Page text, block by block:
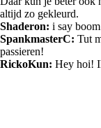
altijd zo gekleurd.
Shaderon: i say
SpankmasterC: Tut
passieren!
RickoKun: Hey hoi!